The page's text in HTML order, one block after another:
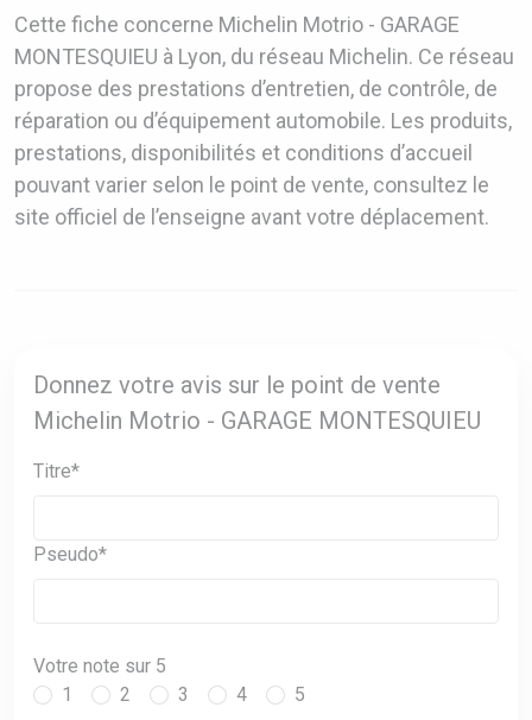
Cette fiche concerne Michelin Motrio - GARAGE
MONTESQUIEU à Lyon, du réseau Michelin. Ce réseau
propose des prestations d’entretien, de contrôle, de
réparation ou d’équipement automobile. Les produits,
prestations, disponibilités et conditions d’accueil
pouvant varier selon le point de vente, consultez le
site officiel de l’enseigne avant votre déplacement.
Donnez votre avis sur le point de vente
Michelin Motrio - GARAGE MONTESQUIEU
Titre*
Pseudo*
Votre note sur 5
1
2 3 4 5